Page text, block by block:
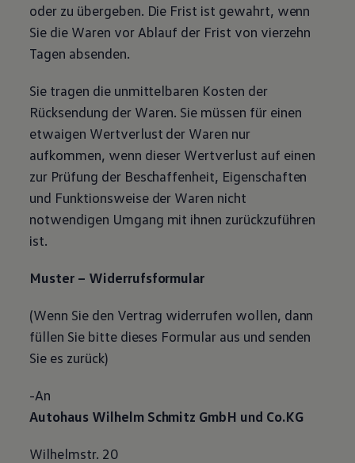
oder zu übergeben. Die Frist ist gewahrt, wenn
Sie die Waren vor Ablauf der Frist von vierzehn
Tagen absenden.
Sie tragen die unmittelbaren Kosten der
Rücksendung der Waren. Sie müssen für einen
etwaigen Wertverlust der Waren nur
aufkommen, wenn dieser Wertverlust auf einen
zur Prüfung der Beschaffenheit, Eigenschaften
und Funktionsweise der Waren nicht
notwendigen Umgang mit ihnen zurückzuführen
ist.
Muster – Widerrufsformular
(Wenn Sie den Vertrag widerrufen wollen, dann
füllen Sie bitte dieses Formular aus und senden
Sie es zurück)
-An
Autohaus Wilhelm Schmitz GmbH und Co.KG
Wilhelmstr. 20